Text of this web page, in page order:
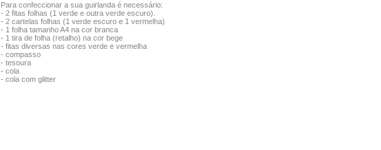
Para confeccionar a sua guirlanda é necessário:
- 2 fitas folhas (1 verde e outra verde escuro).
- 2 cartelas folhas (1 verde escuro e 1 vermelha)
- 1 folha tamanho A4 na cor branca
- 1 tira de folha (retalho) na cor bege
- fitas diversas nas cores verde e vermelha
- compasso
- tesoura
- cola
- cola com glitter